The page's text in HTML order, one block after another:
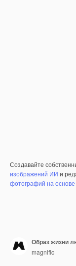
Создавайте
изображений ИИ и
фотографий на
Образ жизни
magnific